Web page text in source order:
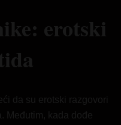
erotski
da su erotski razgovori
Međutim, kada dođe